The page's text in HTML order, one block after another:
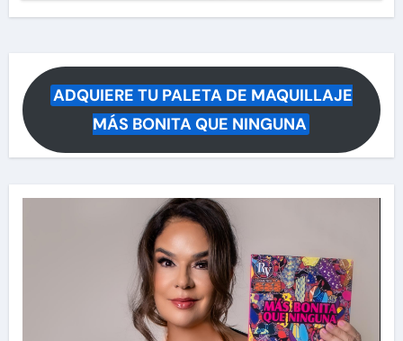
ADQUIERE TU PALETA DE MAQUILLAJE
MÁS BONITA QUE NINGUNA